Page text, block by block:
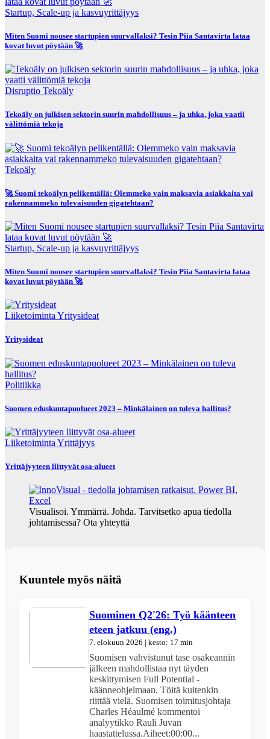
Startup, Scale-up ja kasvuyrittäjyys
Miten Suomi nousee startupien suurvallaksi? Tesin Piia Santavirta lataa
kovat luvut pöytään 🚀
Disruptio Tekoäly
Tekoäly on julkisen sektorin suurin mahdollisuus – ja uhka, joka vaatii
välittömiä tekoja
Tekoäly
🚀 Suomi tekoälyn pelikentällä: Olemmeko vain maksavia asiakkaita vai
rakennammeko tulevaisuuden gigatehtaan?
Startup, Scale-up ja kasvuyrittäjyys
Miten Suomi nousee startupien suurvallaksi? Tesin Piia Santavirta lataa
kovat luvut pöytään 🚀
Liiketoiminta Yritysideat
Yritysideat
Politiikka
Suomen eduskuntapuolueet 2023 – Minkälainen on tuleva hallitus?
Liiketoiminta Yrittäjyys
Yrittäjyyteen liittyvät osa-alueet
Visualisoi. Ymmärrä. Johda. Tarvitsetko apua tiedolla
johtamisessa? Ota yhteyttä
Kuuntele myös näitä
Suominen Q2'26: Työ käänteen
eteen jatkuu (eng.)
7. elokuun 2026 | kesto: 17 min
Suomisen vahvistunut tase osakeannin
jälkeen mahdollistaa nyt täyden
keskittymisen Full Potential -
käänneohjelmaan. Töitä kuitenkin
riittää vielä. Suomisen toimitusjohtaja
Charles Héaulmé kommentoi
analyytikko Rauli Juvan
haastattelussa.Aiheet:00:00...